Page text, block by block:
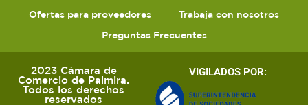
Ofertas para proveedores
Trabaja con nosotros
Preguntas Frecuentes
2023 Cámara de
Comercio de Palmira.
Todos los derechos
reservados
VIGILADOS POR: